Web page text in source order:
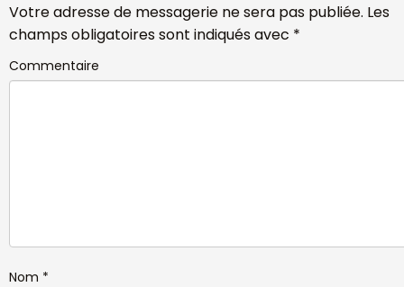
Votre adresse de messagerie ne sera pas publiée. Les
champs obligatoires sont indiqués avec *
Commentaire
Nom *